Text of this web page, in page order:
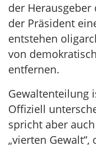
der Herausgeber
der Präsident
entstehen
von
entfernen.
Gewaltenteilung
Offiziell
spricht aber
„vierten